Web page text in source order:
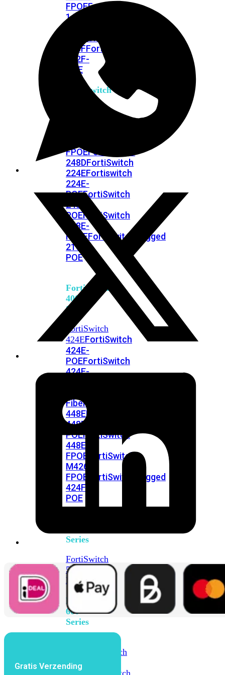
FPOEFortiSwitch
148F
108FFortiSwitchRugged
112F-
POE
FortiSwitch
FPOEFortiSwitch
248DFortiSwitch
224EFortiswitch
224E-
POEFortiSwitch
248E-
POEFortiSwitch
248E-
FPOEFortiSwitchRugged
216F-
POE
FortiSwitch
400
Series
FortiSwitch
424EFortiSwitch
424E-
POEFortiSwitch
424E-
Fiber
448EFortiSwitch
448E-
POEFortiSwitch
448E-
FPOE
FortiSwitch
M426E-
FPOE
FortiSwitchRugged
424F-
POE
Series
FortiSwitch
548D-
FPOE
FortiSwitch
600
Series
FortiSwitch
624F-
FPOE
FortiSwitch
Gratis Verzending